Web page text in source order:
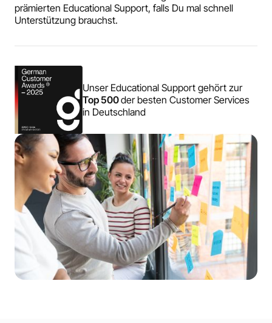
prämierten Educational Support, falls Du mal schnell
Unterstützung brauchst.
Unser Educational Support gehört zur
Top 500der besten Customer Services
in Deutschland